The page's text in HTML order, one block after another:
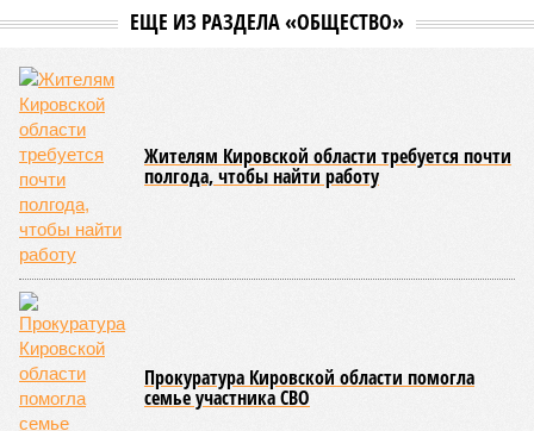
ЕЩЕ ИЗ РАЗДЕЛА «ОБЩЕСТВО»
Жителям Кировской области требуется почти
полгода, чтобы найти работу
Прокуратура Кировской области помогла
семье участника СВО